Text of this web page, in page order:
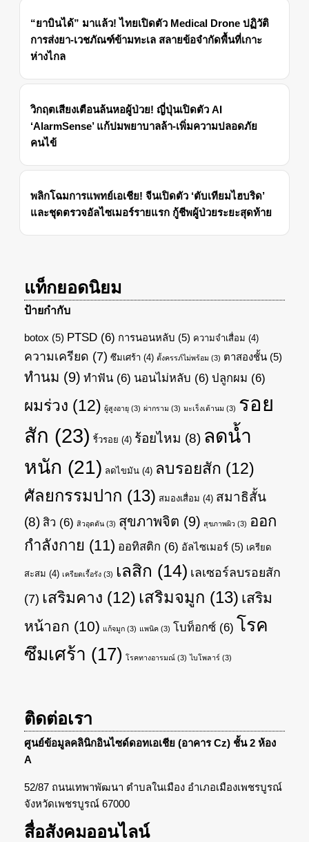
“ยาบินได้” มาแล้ว! ไทยเปิดตัว Medical Drone ปฏิวัติ
การส่งยา-เวชภัณฑ์ข้ามทะเล สลายข้อจำกัดพื้นที่เกาะ
ห่างไกล
วิกฤตเสียงเตือนล้นหอผู้ป่วย! ญี่ปุ่นเปิดตัว AI
‘AlarmSense’ แก้ปมพยาบาลล้า-เพิ่มความปลอดภัย
คนไข้
พลิกโฉมการแพทย์เอเชีย! จีนเปิดตัว ‘ตับเทียมไฮบริด’
และชุดตรวจอัลไซเมอร์รายแรก กู้ชีพผู้ป่วยระยะสุดท้าย
แท็กยอดนิยม
ป้ายกำกับ
botox (5) PTSD (6) การนอนหลับ (5) ความจำเสื่อม (4)
ความเครียด (7) ซึมเศร้า (4) ตั้งครรภ์ไม่พร้อม (3) ตาสองชั้น (5)
ทำนม (9) ทำฟัน (6) นอนไม่หลับ (6) ปลูกผม (6)
ผมร่วง (12) ผู้สูงอายุ (3) ผ่ากราม (3) มะเร็งเต้านม (3) รอย
สัก (23) ริ้วรอย (4) ร้อยไหม (8) ลดน้ำ
หนัก (21) ลดไขมัน (4) ลบรอยสัก (12)
ศัลยกรรมปาก (13) สมองเสื่อม (4) สมาธิสั้น
(8) สิว (6) สิวอุดตัน (3) สุขภาพจิต (9) สุขภาพผิว (3) ออก
กำลังกาย (11) ออทิสติก (6) อัลไซเมอร์ (5) เครียด
สะสม (4) เครียดเรื้อรัง (3) เลสิก (14) เลเซอร์ลบรอยสัก
(7) เสริมคาง (12) เสริมจมูก (13) เสริม
หน้าอก (10) แก้จมูก (3) แพนิค (3) โบท็อกซ์ (6) โรค
ซึมเศร้า (17) โรคทางอารมณ์ (3) ไบโพลาร์ (3)
ติดต่อเรา
ศูนย์ข้อมูลคลินิกอินไซด์ดอทเอเชีย (อาคาร Cz) ชั้น 2 ห้อง
A
52/87 ถนนเทพาพัฒนา ตำบลในเมือง อำเภอเมืองเพชรบูรณ์
จังหวัดเพชรบูรณ์ 67000
สื่อสังคมออนไลน์